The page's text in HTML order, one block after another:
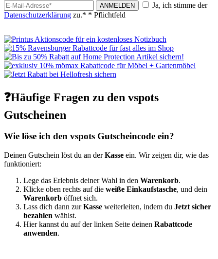
ANMELDEN
Ja, ich stimme der
Datenschutzerklärung zu.* * Pflichtfeld
❓Häufige Fragen zu den vspots
Gutscheinen
Wie löse ich den vspots Gutscheincode ein?
Deinen Gutschein löst du an derKasse ein. Wir zeigen dir, wie das
funktioniert:
Lege das Erlebnis deiner Wahl in den Warenkorb.
Klicke oben rechts auf die weiße Einkaufstasche, und dein
Warenkorb öffnet sich.
Lass dich dann zurKasse weiterleiten, indem du Jetzt sicher
bezahlen wählst.
Hier kannst du auf der linken Seite deinen Rabattcode
anwenden.